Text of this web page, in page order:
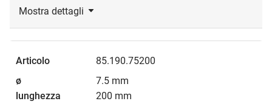
Mostra dettagli
85.190.75200
7.5 mm
200 mm